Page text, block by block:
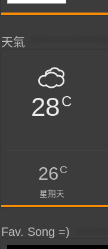
天氣
28C
26C
星期天
Fav. Song =)